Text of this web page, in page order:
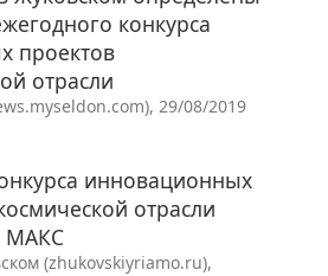
конкурса
проектов
отрасли
29/08/2019
инновационных
отрасли
МАКС
(zhukovskiyriamo.ru),